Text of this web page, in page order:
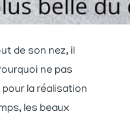
de son nez, il
ne pas
la réalisation
les beaux